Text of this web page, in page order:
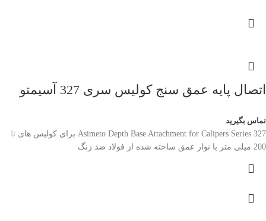
اتصال پایه عمق سنج کولیس سری 327 آسیمتو
تماس بگیرید
Asimeto Depth Base Attachment for Calipers Series 327 برای کولیس های تا
200 میلی متر با نوار عمق ساخته شده از فولاد ضد زنگ